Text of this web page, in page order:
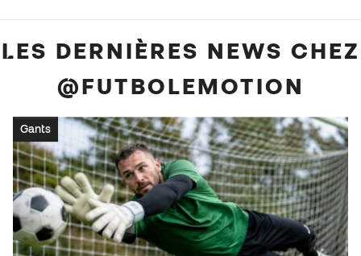
LES DERNIÈRES NEWS CHEZ
@FUTBOLEMOTION
Gants